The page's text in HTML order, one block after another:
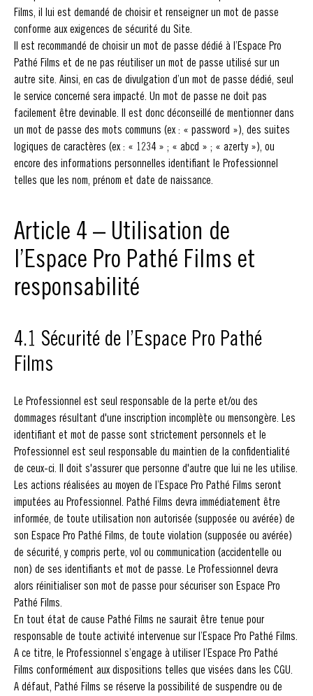
Films, il lui est demandé de choisir et renseigner un mot de passe
conforme aux exigences de sécurité du Site.
Il est recommandé de choisir un mot de passe dédié à l’Espace Pro
Pathé Films et de ne pas réutiliser un mot de passe utilisé sur un
autre site. Ainsi, en cas de divulgation d’un mot de passe dédié, seul
le service concerné sera impacté. Un mot de passe ne doit pas
facilement être devinable. Il est donc déconseillé de mentionner dans
un mot de passe des mots communs (ex : « password »), des suites
logiques de caractères (ex : « 1234 » ; « abcd » ; « azerty »), ou
encore des informations personnelles identifiant le Professionnel
telles que les nom, prénom et date de naissance.
Article 4 – Utilisation de
l’Espace Pro Pathé Films et
responsabilité
4.1 Sécurité de l’Espace Pro Pathé
Films
Le Professionnel est seul responsable de la perte et/ou des
dommages résultant d'une inscription incomplète ou mensongère. Les
identifiant et mot de passe sont strictement personnels et le
Professionnel est seul responsable du maintien de la confidentialité
de ceux-ci. Il doit s'assurer que personne d'autre que lui ne les utilise.
Les actions réalisées au moyen de l’Espace Pro Pathé Films seront
imputées au Professionnel. Pathé Films devra immédiatement être
informée, de toute utilisation non autorisée (supposée ou avérée) de
son Espace Pro Pathé Films, de toute violation (supposée ou avérée)
de sécurité, y compris perte, vol ou communication (accidentelle ou
non) de ses identifiants et mot de passe. Le Professionnel devra
alors réinitialiser son mot de passe pour sécuriser son Espace Pro
Pathé Films.
En tout état de cause Pathé Films ne saurait être tenue pour
responsable de toute activité intervenue sur l’Espace Pro Pathé Films.
A ce titre, le Professionnel s’engage à utiliser l’Espace Pro Pathé
Films conformément aux dispositions telles que visées dans les CGU.
A défaut, Pathé Films se réserve la possibilité de suspendre ou de